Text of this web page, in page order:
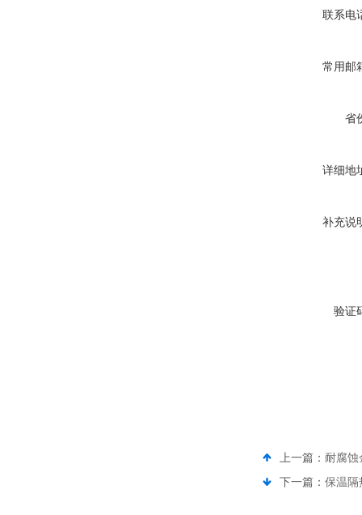
联系电
常用邮
省
详细地
补充说
验证
上一篇： 耐腐
下一篇： 保温隔